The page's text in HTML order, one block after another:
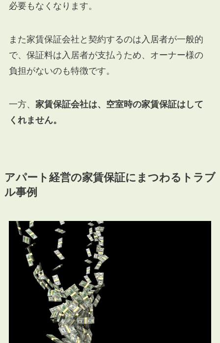
必要もなくなります。
また家賃保証会社と契約するのは入居者が一般的
で、保証料は入居者が支払うため、オーナー様の
負担がないのも特徴です。
一方、 家賃保証会社は、空室時の家賃保証はして
くれません。
アパート経営の家賃保証にまつわるトラブ
ル事例